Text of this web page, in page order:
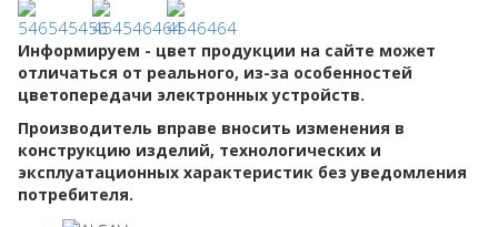
Информируем - цвет продукции на сайте может
отличаться от реального, из-за особенностей
цветопередачи электронных устройств.
Производитель вправе вносить изменения в
конструкцию изделий, технологических и
эксплуатационных характеристик без уведомления
потребителя.